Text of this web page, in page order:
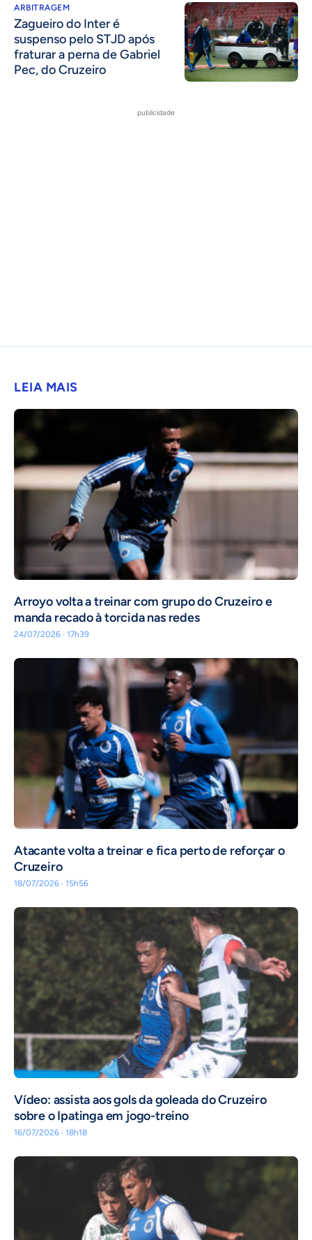
ARBITRAGEM
Zagueiro do Inter é
suspenso pelo STJD após
fraturar a perna de Gabriel
Pec, do Cruzeiro
publicidade
LEIA MAIS
Arroyo volta a treinar com grupo do Cruzeiro e
manda recado à torcida nas redes
24/07/2026 · 17h39
Atacante volta a treinar e fica perto de reforçar o
Cruzeiro
18/07/2026 · 15h56
Vídeo: assista aos gols da goleada do Cruzeiro
sobre o Ipatinga em jogo-treino
16/07/2026 · 18h18